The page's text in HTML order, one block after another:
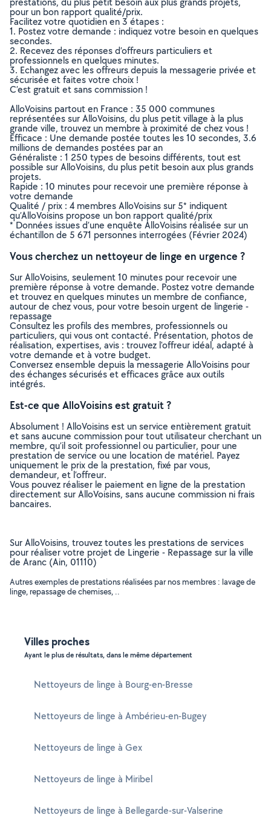
pour un bon rapport qualité/prix.
Facilitez votre quotidien en 3 étapes :
1. Postez votre demande : indiquez votre besoin en quelques
secondes.
2. Recevez des réponses d’offreurs particuliers et
professionnels en quelques minutes.
3. Echangez avec les offreurs depuis la messagerie privée et
sécurisée et faites votre choix !
C’est gratuit et sans commission !
AlloVoisins partout en France : 35 000 communes
représentées sur AlloVoisins, du plus petit village à la plus
grande ville, trouvez un membre à proximité de chez vous !
Efficace : Une demande postée toutes les 10 secondes, 3.6
millions de demandes postées par an
Généraliste : 1 250 types de besoins différents, tout est
possible sur AlloVoisins, du plus petit besoin aux plus grands
projets.
Rapide : 10 minutes pour recevoir une première réponse à
votre demande
Qualité / prix : 4 membres AlloVoisins sur 5* indiquent
qu’AlloVoisins propose un bon rapport qualité/prix
* Données issues d’une enquête AlloVoisins réalisée sur un
échantillon de 5 671 personnes interrogées (Février 2024)
Vous cherchez un nettoyeur de linge en urgence ?
Sur AlloVoisins, seulement 10 minutes pour recevoir une
première réponse à votre demande. Postez votre demande
et trouvez en quelques minutes un membre de confiance,
autour de chez vous, pour votre besoin urgent de lingerie -
repassage
Consultez les profils des membres, professionnels ou
particuliers, qui vous ont contacté. Présentation, photos de
réalisation, expertises, avis : trouvez l'offreur idéal, adapté à
votre demande et à votre budget.
Conversez ensemble depuis la messagerie AlloVoisins pour
des échanges sécurisés et efficaces grâce aux outils
intégrés.
Est-ce que AlloVoisins est gratuit ?
Absolument ! AlloVoisins est un service entièrement gratuit
et sans aucune commission pour tout utilisateur cherchant un
membre, qu’il soit professionnel ou particulier, pour une
prestation de service ou une location de matériel. Payez
uniquement le prix de la prestation, fixé par vous,
demandeur, et l’offreur.
Vous pouvez réaliser le paiement en ligne de la prestation
directement sur AlloVoisins, sans aucune commission ni frais
bancaires.
Sur AlloVoisins, trouvez toutes les prestations de services
pour réaliser votre projet de Lingerie - Repassage sur la ville
de Aranc (Ain, 01110)
Autres exemples de prestations réalisées par nos membres : lavage de
linge, repassage de chemises, ..
Villes proches
Ayant le plus de résultats, dans le même département
Nettoyeurs de linge à Bourg-en-Bresse
Nettoyeurs de linge à Ambérieu-en-Bugey
Nettoyeurs de linge à Gex
Nettoyeurs de linge à Miribel
Nettoyeurs de linge à Bellegarde-sur-Valserine